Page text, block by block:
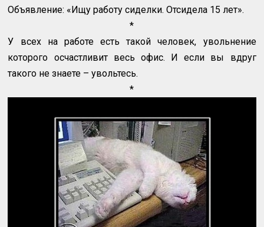
Объявление: «Ищу работу сиделки. Отсидела 15 лет».
*
У всех на работе есть такой человек, увольнение
которого осчастливит весь офис. И если вы вдруг
такого не знаете – увольтесь.
*